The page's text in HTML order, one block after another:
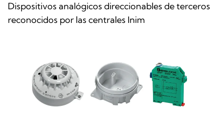
Dispositivos analógicos direccionables de terceros
reconocidos por las centrales Inim